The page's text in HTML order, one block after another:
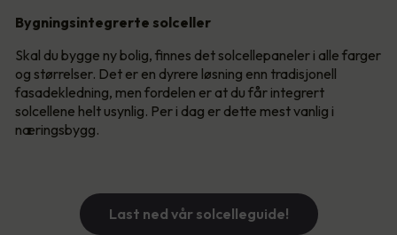
Bygningsintegrerte solceller
Skal du bygge ny bolig, finnes det solcellepaneler i alle farger
og størrelser. Det er en dyrere løsning enn tradisjonell
fasadekledning, men fordelen er at du får integrert
solcellene helt usynlig. Per i dag er dette mest vanlig i
næringsbygg.
Last ned vår solcelleguide!